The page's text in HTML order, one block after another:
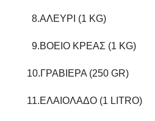
8.ΑΛΕΥΡΙ (1 KG)
9.ΒΟΕΙΟ ΚΡΕΑΣ (1 KG)
10.ΓΡΑΒΙΕΡΑ (250 GR)
11.ΕΛΑΙΟΛΑΔΟ (1 LITRO)